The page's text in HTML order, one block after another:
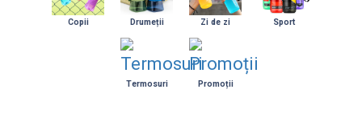
Copii Drumeții Zi de zi Sport
Termosuri Promoții